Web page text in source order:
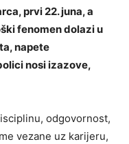
prvi 22. juna, a
fenomen dolazi u
napete
nosi izazove,
odgovornost,
vezane uz karijeru,